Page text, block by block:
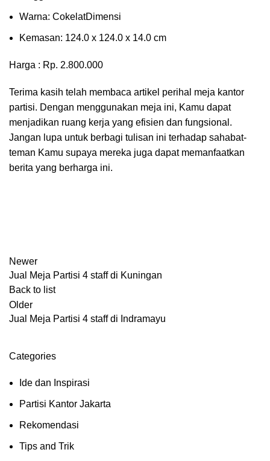
Wаrnа: CоkеlаtDіmеnѕі
Kеmаѕаn: 124.0 x 124.0 x 14.0 сm
Harga : Rp. 2.800.000
Terima kasih telah membaca artikel perihal meja kantor
partisi. Dengan menggunakan meja ini, Kamu dapat
menjadikan ruang kerja yang efisien dan fungsional.
Jangan lupa untuk berbagi tulisan ini terhadap sahabat-
teman Kamu supaya mereka juga dapat memanfaatkan
berita yang berharga ini.
Newer
Jual Meja Partisi 4 staff di Kuningan
Back to list
Older
Jual Meja Partisi 4 staff di Indramayu
Categories
Ide dan Inspirasi
Partisi Kantor Jakarta
Rekomendasi
Tips and Trik